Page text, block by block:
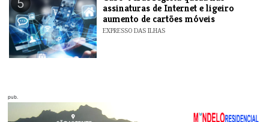
5
assinaturas de Internet e ligeiro
aumento de cartões móveis
EXPRESSO DAS ILHAS
pub.